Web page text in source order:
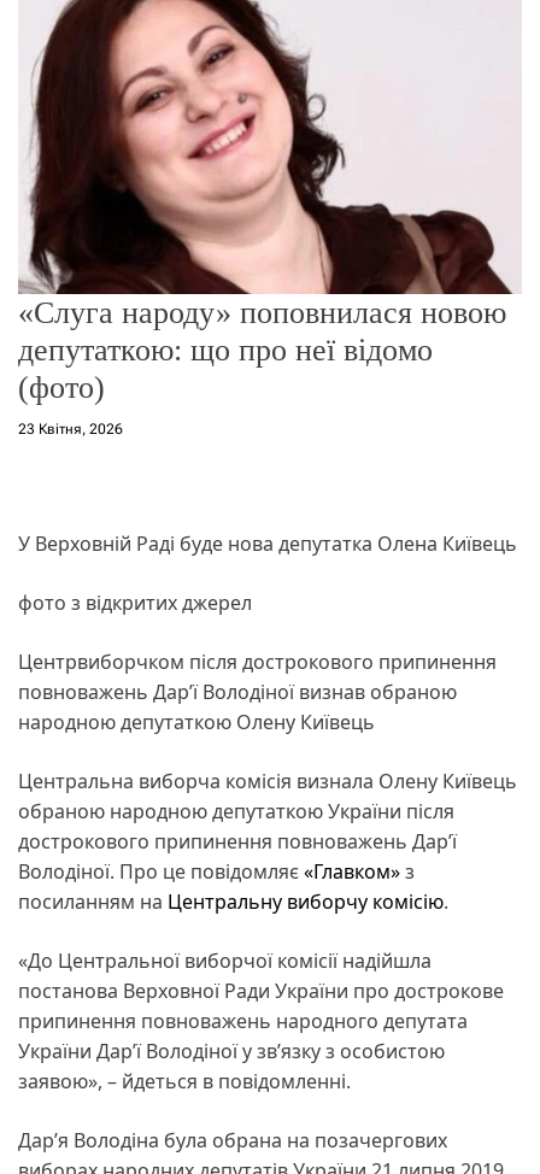
«Слуга народу» поповнилася новою
депутаткою: що про неї відомо
(фото)
23 Квітня, 2026
У Верховній Раді буде нова депутатка Олена Київець
фото з відкритих джерел
Центрвиборчком після дострокового припинення
повноважень Дар’ї Володіної визнав обраною
народною депутаткою Олену Київець
Центральна виборча комісія визнала Олену Київець
обраною народною депутаткою України після
дострокового припинення повноважень Дар’ї
Володіної. Про це повідомляє«Главком»з
посиланням на Центральну виборчу комісію.
«До Центральної виборчої комісії надійшла
постанова Верховної Ради України про дострокове
припинення повноважень народного депутата
України Дар’ї Володіної у зв’язку з особистою
заявою», – йдеться в повідомленні.
Дар’я Володіна була обрана на позачергових